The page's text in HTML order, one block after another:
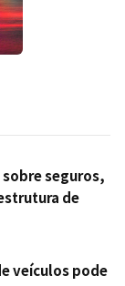
seguros,
de
veículos pode